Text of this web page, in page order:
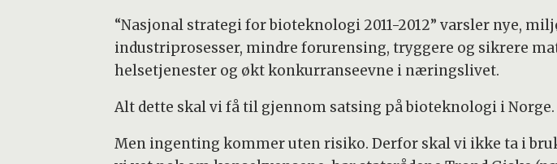
“Nasjonal strategi for bioteknologi 2011-2012” varsler nye,
industriprosesser, mindre forurensing, tryggere og sikrere
helsetjenester og økt konkurranseevne i næringslivet.
Alt dette skal vi få til gjennom satsing på bioteknologi i Norge.
Men ingenting kommer uten risiko. Derfor skal vi ikke ta i